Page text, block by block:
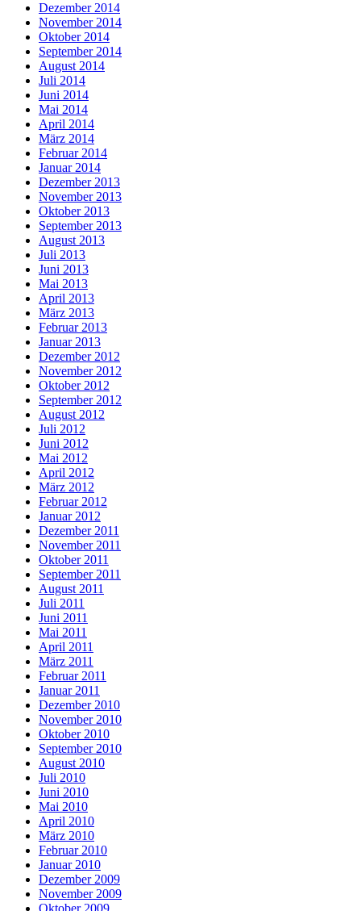
Dezember 2014
November 2014
Oktober 2014
September 2014
August 2014
Juli 2014
Juni 2014
Mai 2014
April 2014
März 2014
Februar 2014
Januar 2014
Dezember 2013
November 2013
Oktober 2013
September 2013
August 2013
Juli 2013
Juni 2013
Mai 2013
April 2013
März 2013
Februar 2013
Januar 2013
Dezember 2012
November 2012
Oktober 2012
September 2012
August 2012
Juli 2012
Juni 2012
Mai 2012
April 2012
März 2012
Februar 2012
Januar 2012
Dezember 2011
November 2011
Oktober 2011
September 2011
August 2011
Juli 2011
Juni 2011
Mai 2011
April 2011
März 2011
Februar 2011
Januar 2011
Dezember 2010
November 2010
Oktober 2010
September 2010
August 2010
Juli 2010
Juni 2010
Mai 2010
April 2010
März 2010
Februar 2010
Januar 2010
Dezember 2009
November 2009